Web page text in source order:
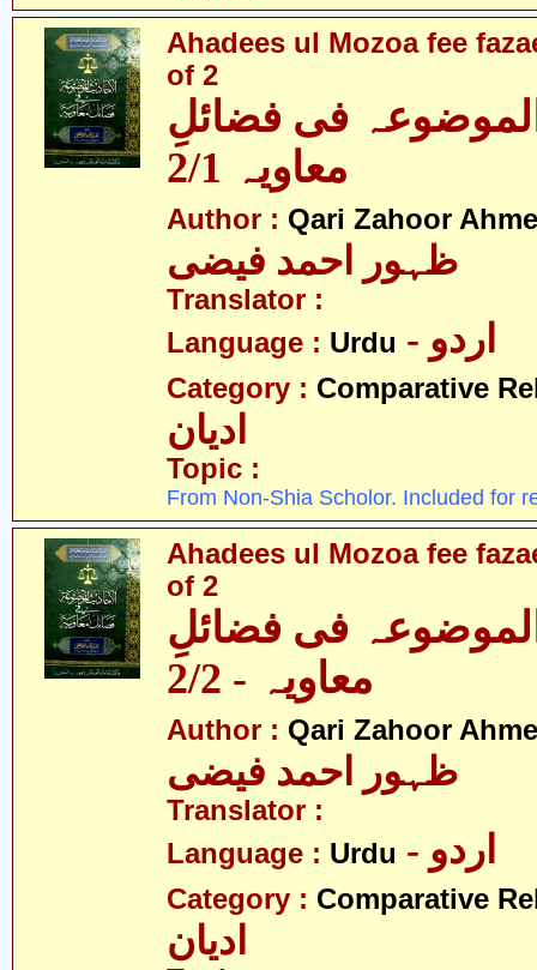
Ahadees ul Mozoa fee
of 2
فی فضائلِ
معاویہ 2/1
Author : Qari Zahoor
ظہور احمد فیضی
Translator :
Language : Urdu - اردو
Category : Comparative
ادیان
Topic :
From Non-Shia Scholor. Included for
Ahadees ul Mozoa fee
of 2
فی فضائلِ
معاویہ - 2/2
Author : Qari Zahoor
ظہور احمد فیضی
Translator :
Language : Urdu - اردو
Category : Comparative
ادیان